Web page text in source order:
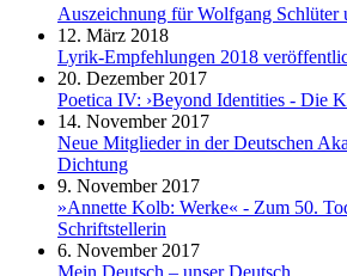
Auszeichnung für Wolfgang Schlüter
12. März 2018
Lyrik-Empfehlungen 2018
20. Dezember 2017
Poetica IV: ›Beyond Identities - Die
14. November 2017
Neue Mitglieder in der Deutschen
Dichtung
9. November 2017
»Annette Kolb: Werke« - Zum 50.
Schriftstellerin
6. November 2017
Mein Deutsch – unser Deutsch